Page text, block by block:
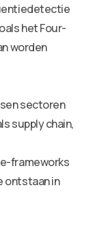
het Four-
worden
sectoren
supply chain,
frameworks
ontstaan in